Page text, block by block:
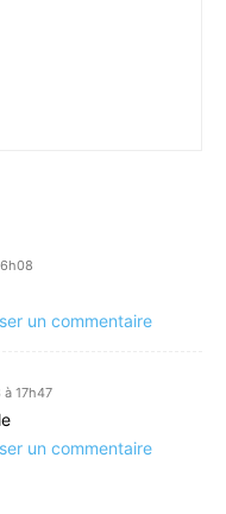
un commentaire
17h47
un commentaire